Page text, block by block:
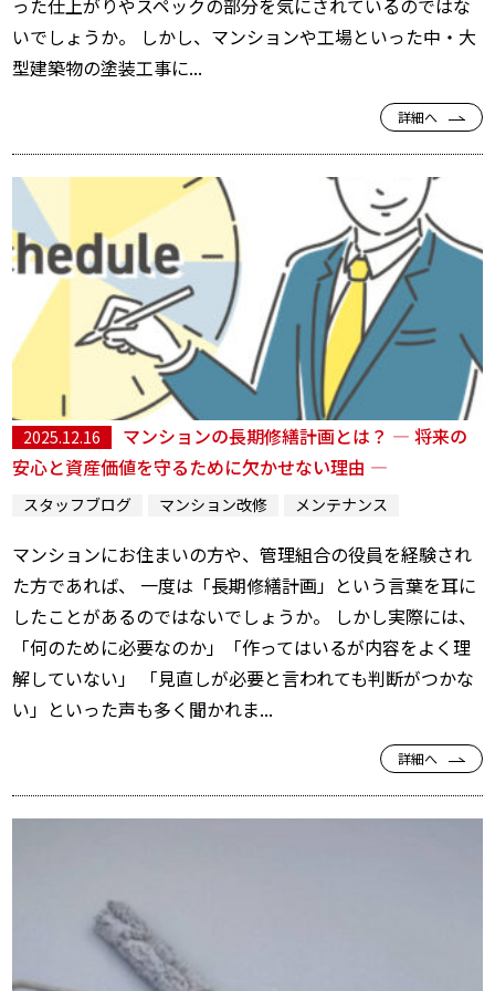
った仕上がりやスペックの部分を気にされているのではな
いでしょうか。 しかし、マンションや工場といった中・大
型建築物の塗装工事に...
詳細へ
2025.12.16
マンションの長期修繕計画とは？ ― 将来の
安心と資産価値を守るために欠かせない理由 ―
スタッフブログ マンション改修 メンテナンス
マンションにお住まいの方や、管理組合の役員を経験され
た方であれば、 一度は「長期修繕計画」という言葉を耳に
したことがあるのではないでしょうか。 しかし実際には、
「何のために必要なのか」「作ってはいるが内容をよく理
解していない」 「見直しが必要と言われても判断がつかな
い」といった声も多く聞かれま...
詳細へ